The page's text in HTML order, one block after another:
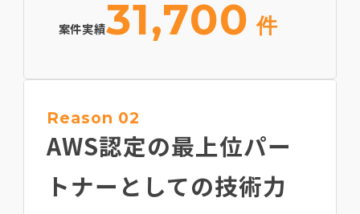
案件実績31,700 件
Reason 02
AWS認定の最上位パー
トナーとしての技術力